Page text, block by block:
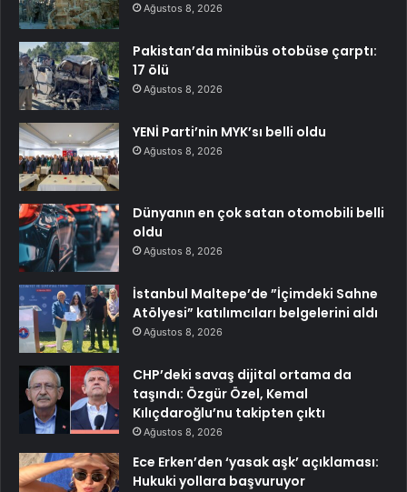
Ağustos 8, 2026
Pakistan’da minibüs otobüse çarptı:
17 ölü
Ağustos 8, 2026
YENİ Parti’nin MYK’sı belli oldu
Ağustos 8, 2026
Dünyanın en çok satan otomobili belli
oldu
Ağustos 8, 2026
İstanbul Maltepe’de ”İçimdeki Sahne
Atölyesi” katılımcıları belgelerini aldı
Ağustos 8, 2026
CHP’deki savaş dijital ortama da
taşındı: Özgür Özel, Kemal
Kılıçdaroğlu’nu takipten çıktı
Ağustos 8, 2026
Ece Erken’den ‘yasak aşk’ açıklaması:
Hukuki yollara başvuruyor